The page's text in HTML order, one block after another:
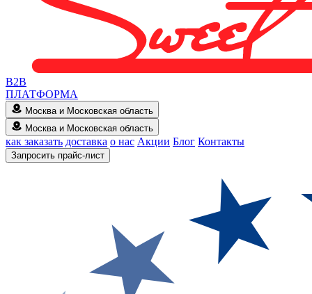
B2B
ПЛАТФОРМА
Москва и Московская область
Москва и Московская область
как заказать доставка о нас Акции Блог Контакты
Запросить прайс-лист